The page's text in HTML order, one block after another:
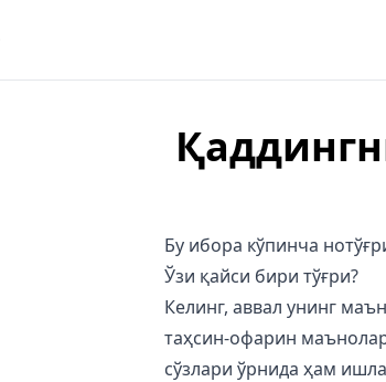
Бу ибора кўпинча
Ўзи қайси бири тўғри?
Келинг, аввал унинг
таҳсин-офарин
сўзлари ўрнида ҳам